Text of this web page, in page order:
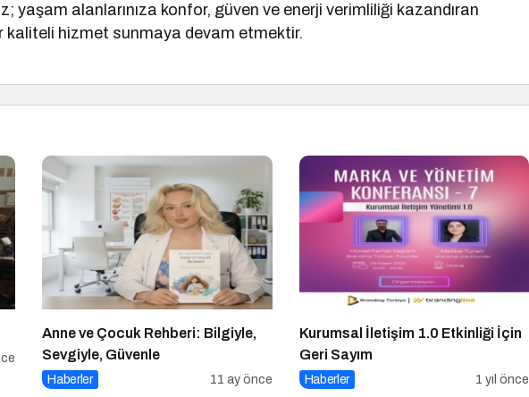
yaşam alanlarınıza konfor, güven ve enerji verimliliği kazandıran
kaliteli hizmet sunmaya devam etmektir.
Anne ve Çocuk Rehberi: Bilgiyle,
Sevgiyle, Güvenle
Haberler 11 ay önce
Kurumsal İletişim 1.0 Etkinliği İçin
Geri Sayım
Haberler 1 yıl önce